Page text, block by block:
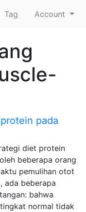
Tag Account
pada
diet protein
beberapa orang
pemulihan otot
ada beberapa
bahwa
normal tidak